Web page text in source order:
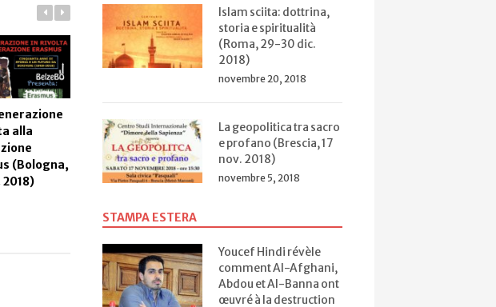
alla
(Bologna,
2018)
IS (ISIS), guerra in
Ucraina, crisi
economica nell’UE:
quale destino per
l’Europa? (Cesena,
19 mar. 2015)
Ucraina. Una
guerra per procura
/ False Flag. Sotto
falsa bandiera
(Torino, 16 mag.
Islam sciita: dottrina,
storia e spiritualità
(Roma, 29-30 dic.
2018)
novembre 20, 2018
La geopolitica tra sacro
e profano (Brescia, 17
nov. 2018)
novembre 5, 2018
STAMPA ESTERA
Youcef Hindi révèle
comment Al-Afghani,
Abdou et Al-Banna ont
œuvré à la destruction